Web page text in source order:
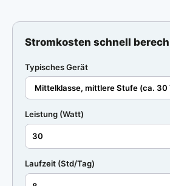
Stromkosten schnell
Typisches Gerät
Leistung (Watt)
Laufzeit (Std/Tag)